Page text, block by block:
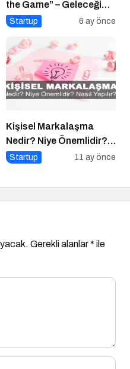
the Game” – Geleceği
Tasarlayanlar Sahne
Startup 6 ay önce
Kişisel Markalaşma
Nedir? Niye Önemlidir?
Kişisel Markalaşma
Startup 11 ay önce
Gerekli alanlar* ile